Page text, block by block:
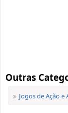
Outras
Jogos de Ação e